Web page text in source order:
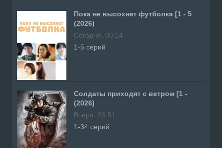
Пока не высохнет футболка [1 - 5
(2026)
Сегодня, 00:14
1-5 серий
Солдаты приходят с ветром [1 -
(2026)
Вчера, 23:51
1-34 серий